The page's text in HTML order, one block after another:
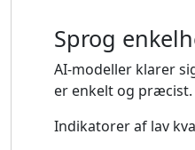
Sprog
AI-modeller klarer
er enkelt og præcist.
Indikatorer af lav